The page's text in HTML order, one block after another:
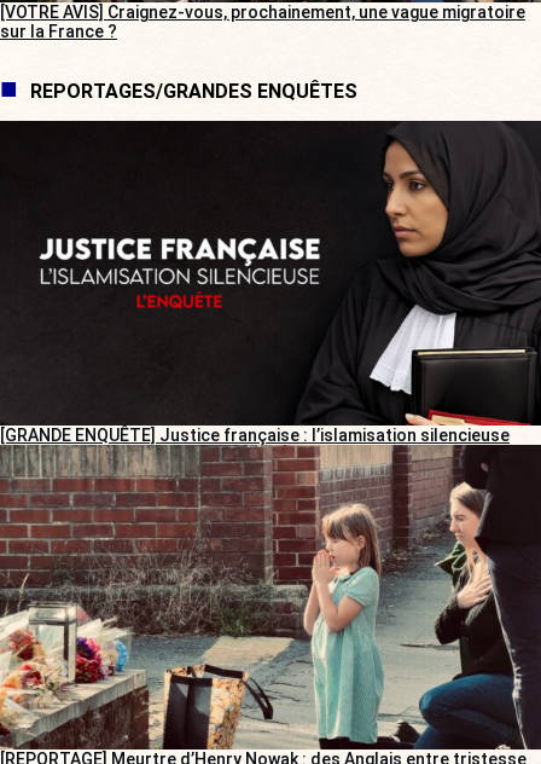
[VOTRE AVIS] Craignez-vous, prochainement, une vague migratoire
sur la France ?
REPORTAGES/GRANDES ENQUÊTES
[GRANDE ENQUÊTE] Justice française : l’islamisation silencieuse
[REPORTAGE] Meurtre d’Henry Nowak : des Anglais entre tristesse